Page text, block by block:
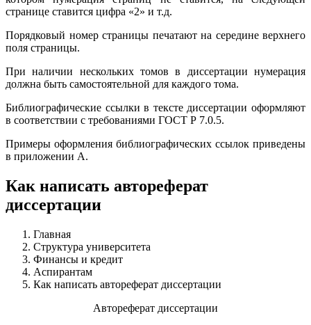
странице ставится цифра «2» и т.д.
Порядковый номер страницы печатают на середине верхнего
поля страницы.
При наличии нескольких томов в диссертации нумерация
должна быть самостоятельной для каждого тома.
Библиографические ссылки в тексте диссертации оформляют
в соответствии с требованиями ГОСТ Р 7.0.5.
Примеры оформления библиографических ссылок приведены
в приложении А.
Как написать автореферат
диссертации
Главная
Структура университета
Финансы и кредит
Аспирантам
Как написать автореферат диссертации
Автореферат диссертации